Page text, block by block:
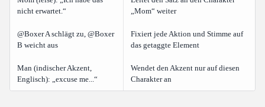
nicht erwartet.“
„Mom“ weiter
@Boxer A schlägt zu, @Boxer
B weicht aus
Fixiert jede Aktion und Stimme auf
das getaggte Element
Man (indischer Akzent,
Englisch): „excuse me...“
Wendet den Akzent nur auf diesen
Charakter an